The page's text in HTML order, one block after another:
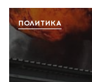
ПОЛИТИКА